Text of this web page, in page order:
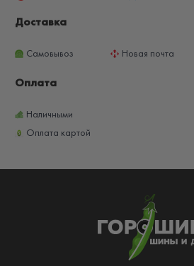
Доставка
Самовывоз Новая почта
Оплата
Наличными
Оплата картой